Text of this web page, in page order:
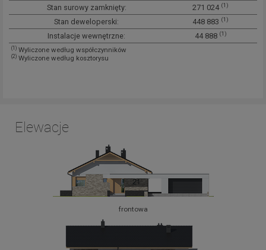
Stan surowy zamknięty: 271 024 (1)
Stan deweloperski: 448 883 (1)
Instalacje wewnętrzne: 44 888 (1)
(1) Wyliczone według współczynników
(2) Wyliczone według kosztorysu
Elewacje
frontowa